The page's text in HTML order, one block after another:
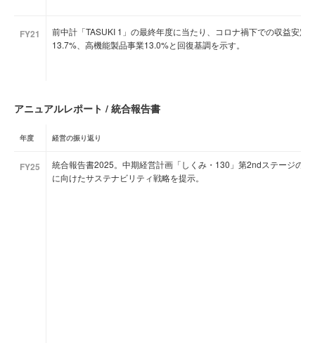
FY21
前中計「TASUKI 1」の最終年度に当たり、コロナ禍下での収益安定
13.7%、高機能製品事業13.0%と回復基調を示す。
アニュアルレポート / 統合報告書
年度 経営の振り返り
FY25
統合報告書2025。中期経営計画「しくみ・130」第2ndステージの
に向けたサステナビリティ戦略を提示。